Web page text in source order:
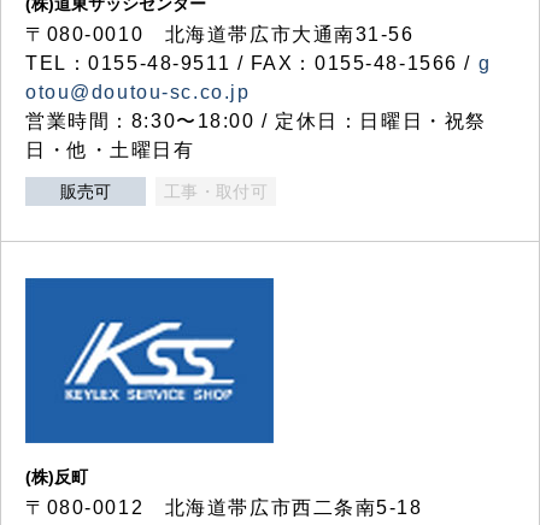
〒080-0010 北海道帯広市大通南31-56
TEL：0155-48-9511 / FAX：0155-48-1566 / g
otou@doutou-sc.co.jp
営業時間：8:30〜18:00 / 定休日：日曜日・祝祭
日・他・土曜日有
販売可 工事・取付可
(株)反町
〒080-0012 北海道帯広市西二条南5-18